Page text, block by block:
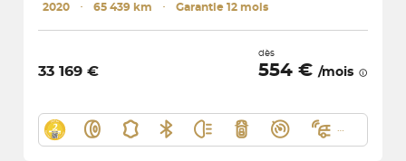
2020 ･ 65 439 km ･ Garantie 12 mois
33 169 €
dès
554 € /mois